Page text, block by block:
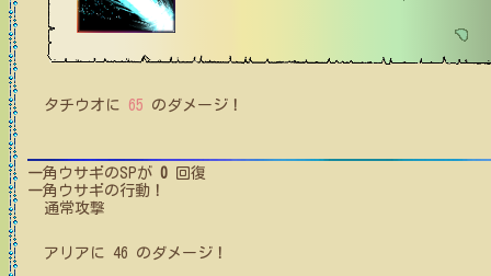
タチウオ に 65 のダメージ！
一角ウサギのSPが 0 回復
一角ウサギの行動！
通常攻撃
アリア に 46 のダメージ！